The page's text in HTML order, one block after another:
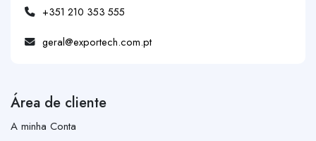
+351 210 353 555
geral@exportech.com.pt
Área de cliente
A minha Conta